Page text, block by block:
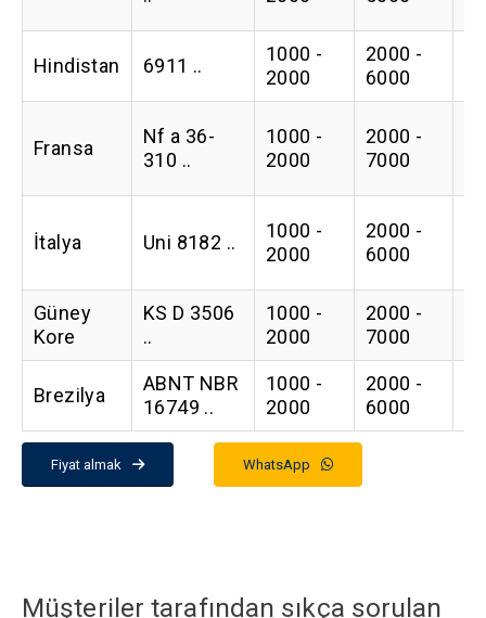
Hindistan 6911 ..
1000 -
2000
2000 -
6000
Fransa
Nf a 36-
310 ..
1000 -
2000
2000 -
7000
İtalya Uni 8182 ..
1000 -
2000
2000 -
6000
Güney
Kore
KS D 3506
..
1000 -
2000
2000 -
7000
Brezilya
ABNT NBR
16749 ..
1000 -
2000
2000 -
6000
Fiyat almak WhatsApp
Müşteriler tarafından sıkça sorulan